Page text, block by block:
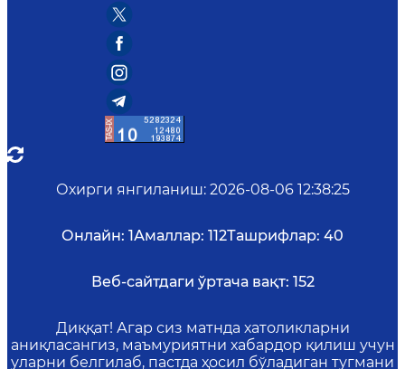
Охирги янгиланиш: 2026-08-06 12:38:25
Онлайн: 1Амаллар: 112Ташрифлар: 40
Веб-сайтдаги ўртача вақт: 152
Диққат! Агар сиз матнда хатоликларни
аниқласангиз, маъмуриятни хабардор қилиш учун
уларни белгилаб, пастда ҳосил бўладиган тугмани